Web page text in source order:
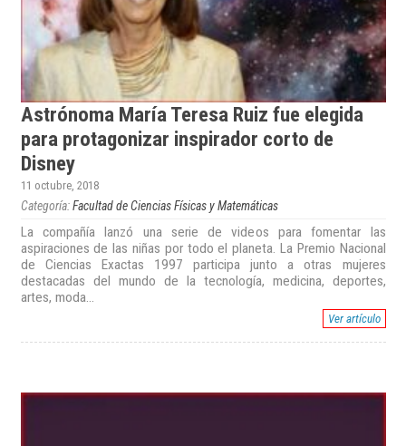
Astrónoma María Teresa Ruiz fue elegida
para protagonizar inspirador corto de
Disney
11 octubre, 2018
Categoría:Facultad de Ciencias Físicas y Matemáticas
La compañía lanzó una serie de videos para fomentar las
aspiraciones de las niñas por todo el planeta. La Premio Nacional
de Ciencias Exactas 1997 participa junto a otras mujeres
destacadas del mundo de la tecnología, medicina, deportes,
artes, moda...
Ver artículo